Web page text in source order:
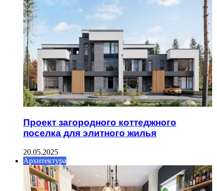
Проект загородного коттеджного
поселка для элитного жилья
20.05.2025
Архитектура